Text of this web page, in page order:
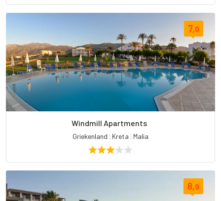
7,0
Windmill Apartments
Griekenland | Kreta | Malia
8,9